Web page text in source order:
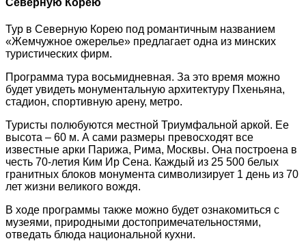
Тур в Северную Корею под романтичным названием
«Жемчужное ожерелье» предлагает одна из минских
туристических фирм.
Программа тура восьмидневная. За это время можно
будет увидеть монументальную архитектуру Пхеньяна,
стадион, спортивную арену, метро.
Туристы полюбуются местной Триумфальной аркой. Ее
высота – 60 м. А сами размеры превосходят все
известные арки Парижа, Рима, Москвы. Она построена в
честь 70-летия Ким Ир Сена. Каждый из 25 500 белых
гранитных блоков монумента символизирует 1 день из 70
лет жизни великого вождя.
В ходе программы также можно будет ознакомиться с
музеями, природными достопримечательностями,
отведать блюда национальной кухни.